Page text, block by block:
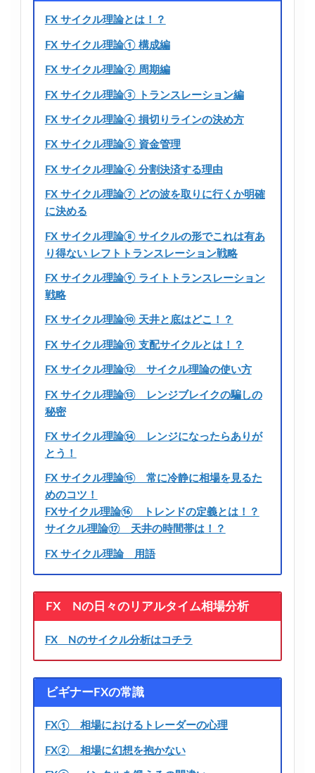
FX サイクル理論とは！？
FX サイクル理論① 構成編
FX サイクル理論② 周期編
FX サイクル理論③ トランスレーション編
FX サイクル理論④ 損切りラインの決め方
FX サイクル理論⑤ 資金管理
FX サイクル理論⑥ 分割決済する理由
FX サイクル理論⑦ どの波を取りに行くか明確
に決める
FX サイクル理論⑧ サイクルの形でこれは有あ
り得ない レフトトランスレーション戦略
FX サイクル理論⑨ ライトトランスレーション
戦略
FX サイクル理論⑩ 天井と底はどこ！？
FX サイクル理論⑪ 支配サイクルとは！？
FX サイクル理論⑫ サイクル理論の使い方
FX サイクル理論⑬ レンジブレイクの騙しの
秘密
FX サイクル理論⑭ レンジになったらありが
とう！
FX サイクル理論⑮ 常に冷静に相場を見るた
めのコツ！
FXサイクル理論⑯ トレンドの定義とは！？
サイクル理論⑰ 天井の時間帯は！？
FX サイクル理論 用語
FX Nの日々のリアルタイム相場分析
FX Nのサイクル分析はコチラ
ビギナーFXの常識
FX① 相場におけるトレーダーの心理
FX② 相場に幻想を抱かない